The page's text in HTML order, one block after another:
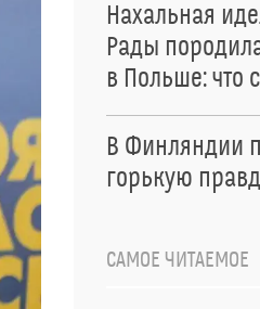
Нахальная
Рады
в Польше: что
В Финляндии
горькую
САМОЕ ЧИТАЕМОЕ